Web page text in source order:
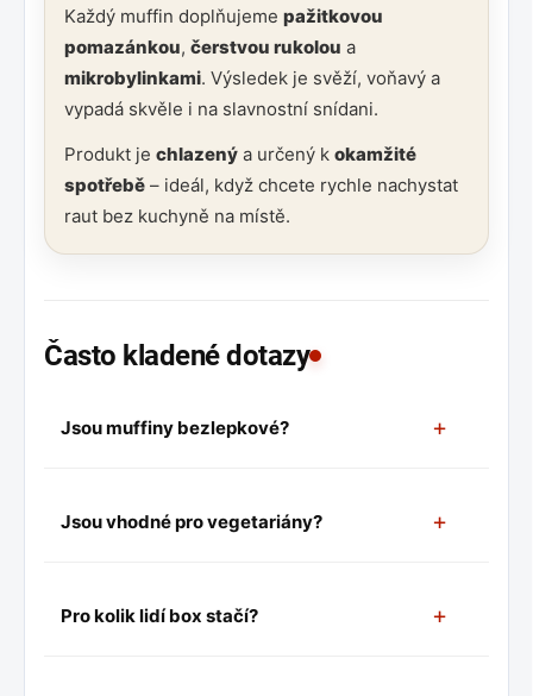
Každý muffin doplňujeme pažitkovou
pomazánkou, čerstvou rukolou a
mikrobylinkami. Výsledek je svěží, voňavý a
vypadá skvěle i na slavnostní snídani.
Produkt je chlazený a určený k okamžité
spotřebě – ideál, když chcete rychle nachystat
raut bez kuchyně na místě.
Často kladené dotazy
Jsou muffiny bezlepkové? +
těsto. Produkt je vhodný pro hosty s intolerancí
Jsou vhodné pro vegetariány? +
bez masa.
Pro kolik lidí box stačí? +